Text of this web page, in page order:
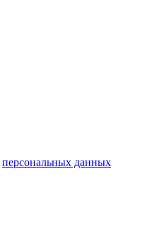
персональных данных